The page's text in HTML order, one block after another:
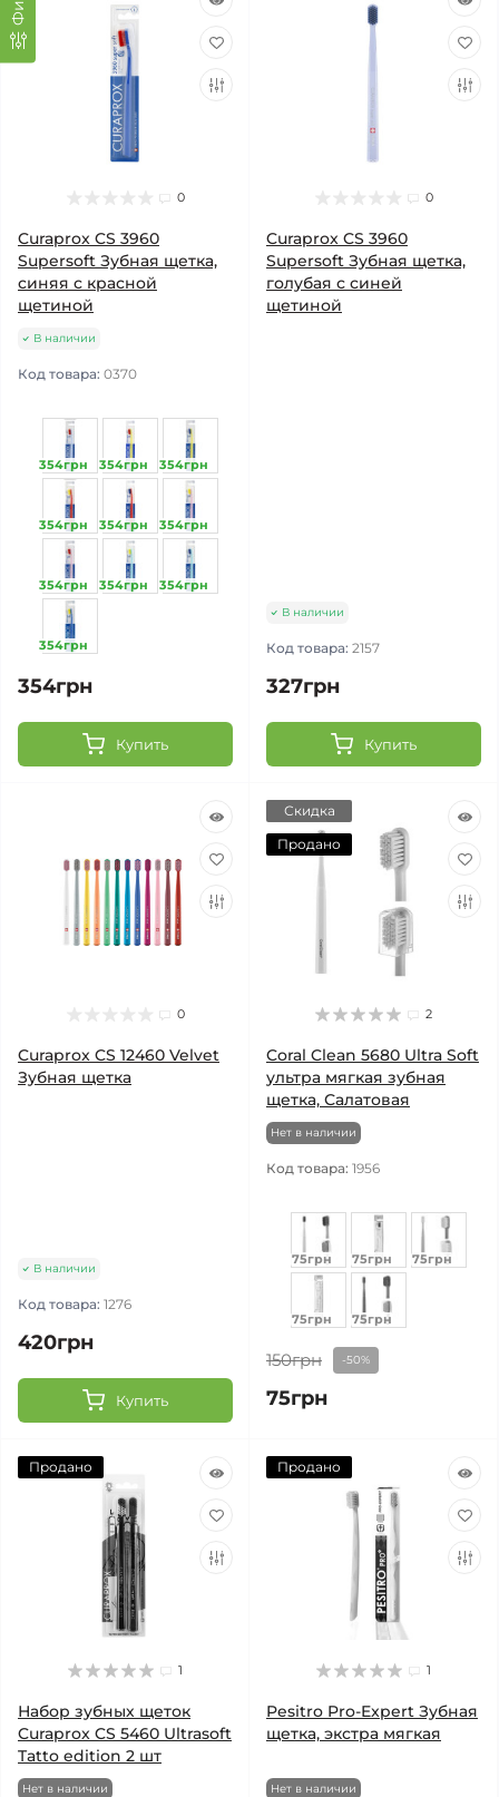
0
Curaprox CS 3960
Supersoft Зубная щетка,
синяя с красной
щетиной
В наличии
Код товара: 0370
354грн 354грн 354грн
354грн 354грн 354грн
354грн 354грн 354грн
354грн
354грн
Купить
0
Curaprox CS 3960
Supersoft Зубная щетка,
голубая с синей
щетиной
В наличии
Код товара: 2157
327грн
Купить
0
Curaprox CS 12460 Velvet
Зубная щетка
В наличии
Код товара: 1276
420грн
Купить
Скидка
Продано
2
Coral Clean 5680 Ultra Soft
ультра мягкая зубная
щетка, Салатовая
Нет в наличии
Код товара: 1956
75грн 75грн 75грн
75грн 75грн
150грн -50%
75грн
Продано
1
Набор зубных щеток
Curaprox CS 5460 Ultrasoft
Tatto edition 2 шт
Нет в наличии
Продано
1
Pesitro Pro-Expert Зубная
щетка, экстра мягкая
Нет в наличии